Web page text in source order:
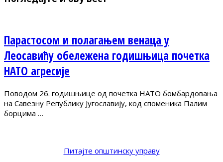
Парастосом и полагањем венаца у
Леосавићу обележена годишњица почетка
НАТО агресије
Поводом 26. годишњице од почетка НАТО бомбардовања
на Савезну Републику Југославију, код споменика Палим
борцима …
Питајте општинску управу